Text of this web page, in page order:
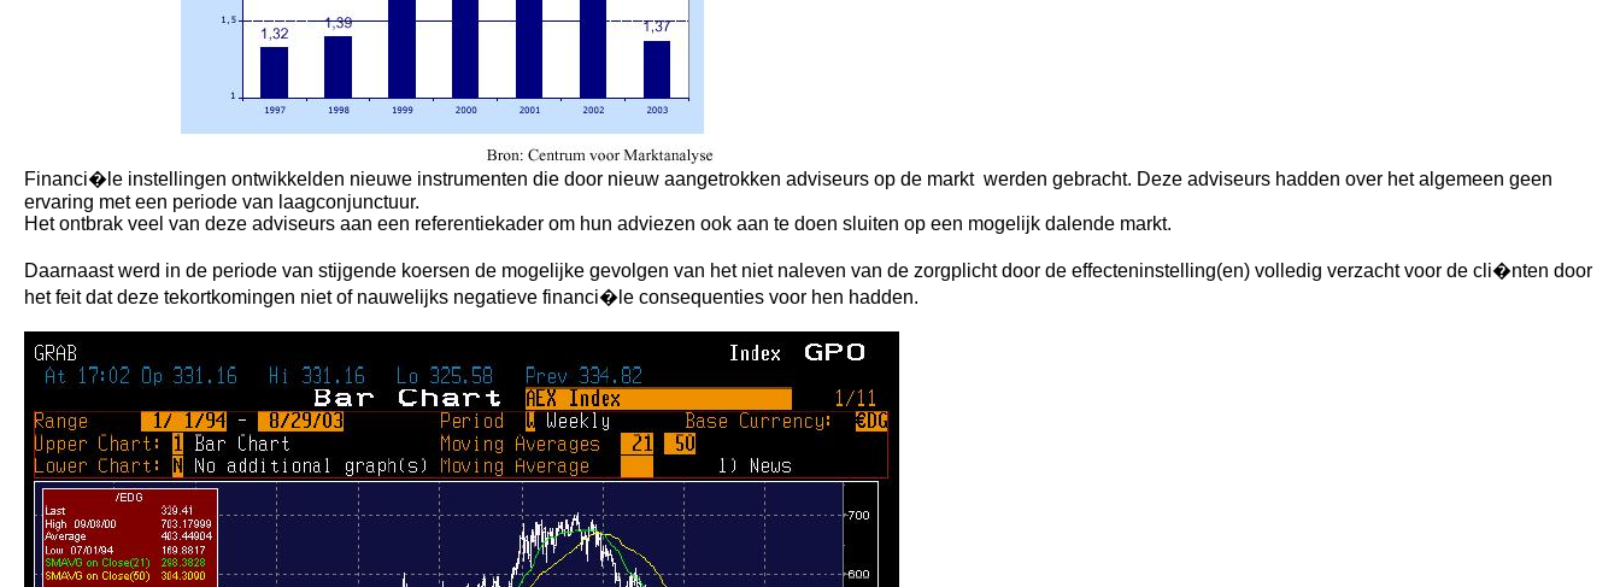
Financi�le instellingen ontwikkelden nieuwe instrumenten die door nieuw aangetrokken adviseurs op de markt werden gebracht. Deze adviseurs hadden over het algemeen geen
ervaring met een periode van laagconjunctuur.
Het ontbrak veel van deze adviseurs aan een referentiekader om hun adviezen ook aan te doen sluiten op een mogelijk dalende markt.
Daarnaast werd in de periode van stijgende koersen de mogelijke gevolgen van het niet naleven van de zorgplicht door de effecteninstelling(en) volledig verzacht voor de cli�nten door
het feit dat deze tekortkomingen niet of nauwelijks negatieve financi�le consequenties voor hen hadden.